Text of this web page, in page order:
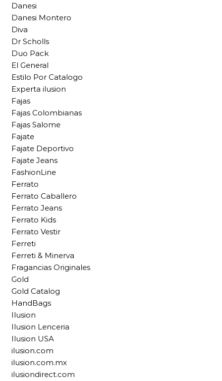
Danesi
Danesi Montero
Diva
Dr Scholls
Duo Pack
El General
Estilo Por Catalogo
Experta ilusion
Fajas
Fajas Colombianas
Fajas Salome
Fajate
Fajate Deportivo
Fajate Jeans
FashionLine
Ferrato
Ferrato Caballero
Ferrato Jeans
Ferrato Kids
Ferrato Vestir
Ferreti
Ferreti & Minerva
Fragancias Originales
Gold
Gold Catalog
HandBags
Ilusion
Ilusion Lenceria
Ilusion USA
ilusion.com
ilusion.com.mx
ilusiondirect.com